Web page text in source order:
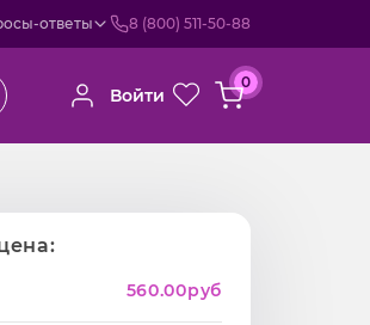
ответы 8 (800) 511-50-88
Войти
0
560.00руб